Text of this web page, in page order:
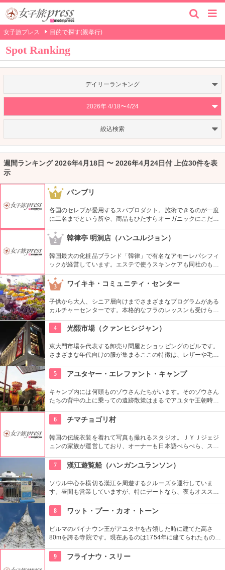
女子旅プレス 目的で探す(親孝行)
Spot Ranking
デイリーランキング
2026年 4/18〜4/24
絞込検索
週間ランキング 2026年4月18日 〜 2026年4月24日付 上位30件を表
示
1 パンブリ
各国のセレブが愛用するスパプロダクト。施術できるのが一度
に二名までという所や、商品もひたすらオーガニックにこだわ
っていたりというのが一度は足を運んでみたくなる由縁でしょ
う。
2 韓律亭 明洞店（ハンユルジョン）
韓国最大の化粧品ブランド「韓律」で有名なアモーレパシフィ
ックが経営しています。エステで使うスキンケアも同社のもの
を使用。韓方をベースとしたプログラムを受けることができま
す。
3 ワイキキ・コミュニティ・センター
子供から大人、シニア層向けまでさまざまなプログラムがある
カルチャーセンターです。本格的なフラのレッスンも受けられ
ます。近くのコンドミニアムに滞在する方の間では、新鮮な野
菜・果物が買える、週2回のファーマーズマーケットも好評で
4 光熙市場（クァンヒシジャン）
東大門市場を代表する卸売り問屋とショッピングのビルです。
さまざまな年代向けの服が集まるここの特徴は、レザーや毛皮
買い付けに集まります。夜22時頃から本格的に賑わいます。
5 アユタヤー・エレファント・キャンプ
キャンプ内には何頭ものゾウさんたちがいます。そのゾウさん
たちの背中の上に乗っての遺跡散策はまるでアユタヤ王朝時代
う。
6 チマチョゴリ村
韓国の伝統衣装を着れて写真も撮れるスタジオ。ＪＹＪジェジ
ュンの家族が運営しており、オーナーも日本語ぺらぺら、スタ
男性や小さな子供用の衣装も沢山あり、カップル写真に家族写
真、友達同士の記念にもってこい。
7 漢江遊覧船（ハンガンユランソン）
ソウル中心を横切る漢江を周遊するクルーズを運行していま
す。昼間も営業していますが、特にデートなら、夜もオススメ
チックなソウルの夜景を水上から眺めることができます。
8 ワット・プー・カオ・トーン
ビルマのバイナウン王がアユタヤを占領した時に建てた高さ
80mを誇る寺院です。現在あるのは1754年に建てられたもの
名前の由来です。仏塔は階段で上に上れて、頂上からはアユタ
ヤの街が一望できます。
9 フライナウ・スリー